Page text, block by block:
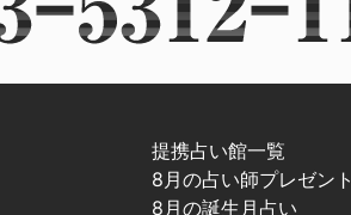
提携占い館一覧
8月の占い師プレゼント
8月の誕生月占い